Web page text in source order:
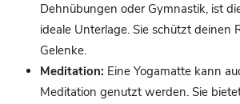
Dehnübungen oder Gymnastik, ist
ideale Unterlage. Sie schützt deinen
Gelenke.
Meditation: Eine Yogamatte kann
Meditation genutzt werden. Sie